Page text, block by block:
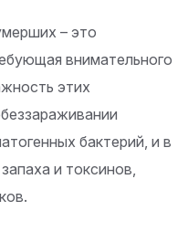
– это
внимательного
этих
бактерий, и в
и токсинов,